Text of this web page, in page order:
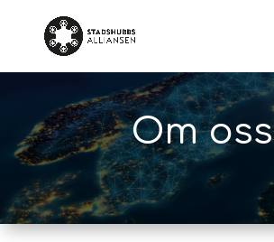
Om oss